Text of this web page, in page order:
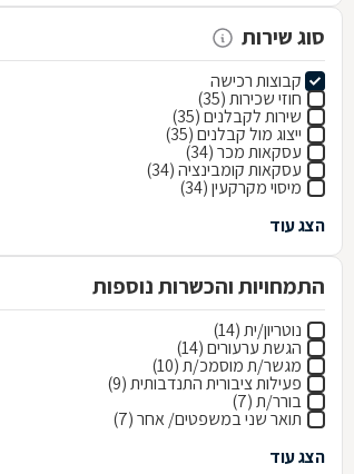
סוג שירות
קבוצות רכישה
חוזי שכירות (35)
שירות לקבלנים (35)
ייצוג מול קבלנים (35)
עסקאות מכר (34)
עסקאות קומבינציה (34)
מיסוי מקרקעין (34)
הצג עוד
התמחויות והכשרות נוספות
נוטריון/ית (14)
הגשת ערעורים (14)
מגשר/ת מוסמכ/ת (10)
פעילות ציבורית התנדבותית (9)
בורר/ת (7)
תואר שני במשפטים/ אחר (7)
הצג עוד